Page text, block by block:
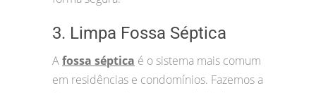
3. Limpa Fossa Séptica
Afossa séptica é o sistema mais comum
em residências e condomínios. Fazemos a